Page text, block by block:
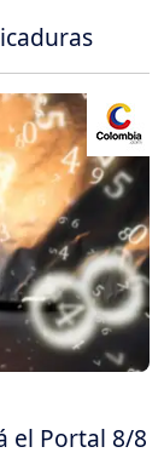
el Portal 8/8